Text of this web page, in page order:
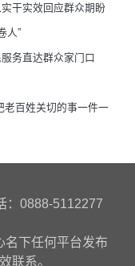
干实效回应群众期盼
人”
务直达群众家门口
百姓关切的事一件一
：0888-5112277
名下任何平台发布
联系。